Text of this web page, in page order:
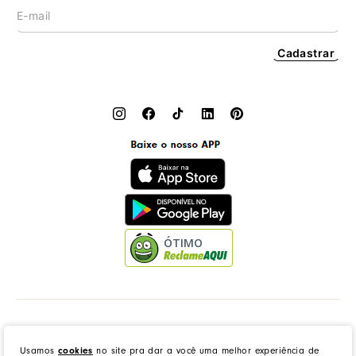
Usamos cookies no site pra dar a você uma melhor experiência de
Cadastrar
ÓTIMO